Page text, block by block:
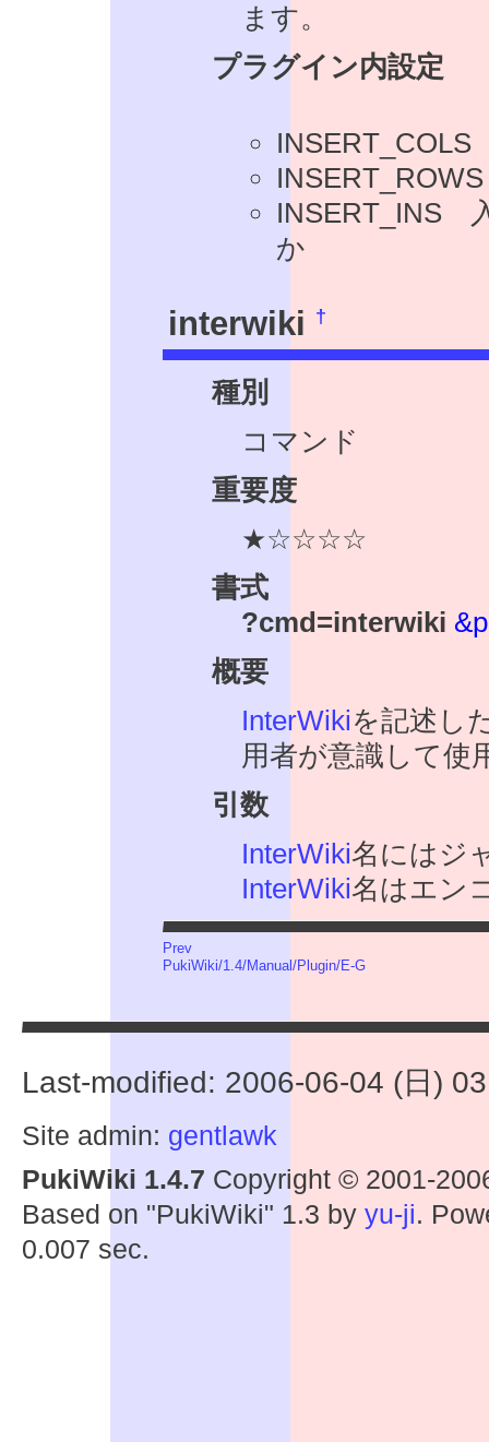
ます。
プラグイン内設定
INSERT_INS
か
interwiki †
種別
コマンド
重要度
★☆☆☆☆
書式
?cmd=interwiki
概要
InterWikiを記述し
用者が意識して使
引数
InterWiki名にはジ
InterWiki名はエン
Prev
PukiWiki/1.4/Manual/Plugin/E-G
Last-modified: 2006-06-04 (日)
Site admin: gentlawk
PukiWiki 1.4.7 Copyright © 2001-
Based on "PukiWiki" 1.3 by yu-ji.
0.007 sec.